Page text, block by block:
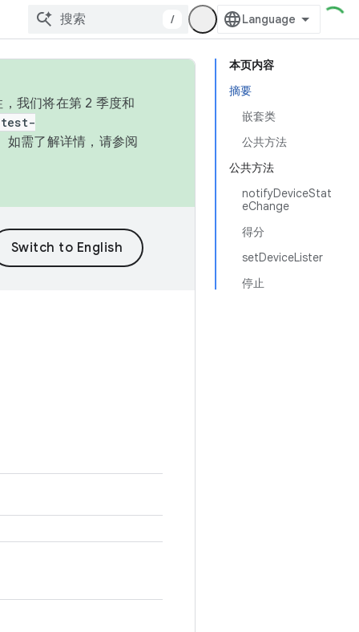
/
本页内容
摘要
嵌套类
公共方法
公共方法
notifyDeviceStat
eChange
得分
setDeviceLister
停止
我们将在第 2 季度和
如需了解详情，请参阅